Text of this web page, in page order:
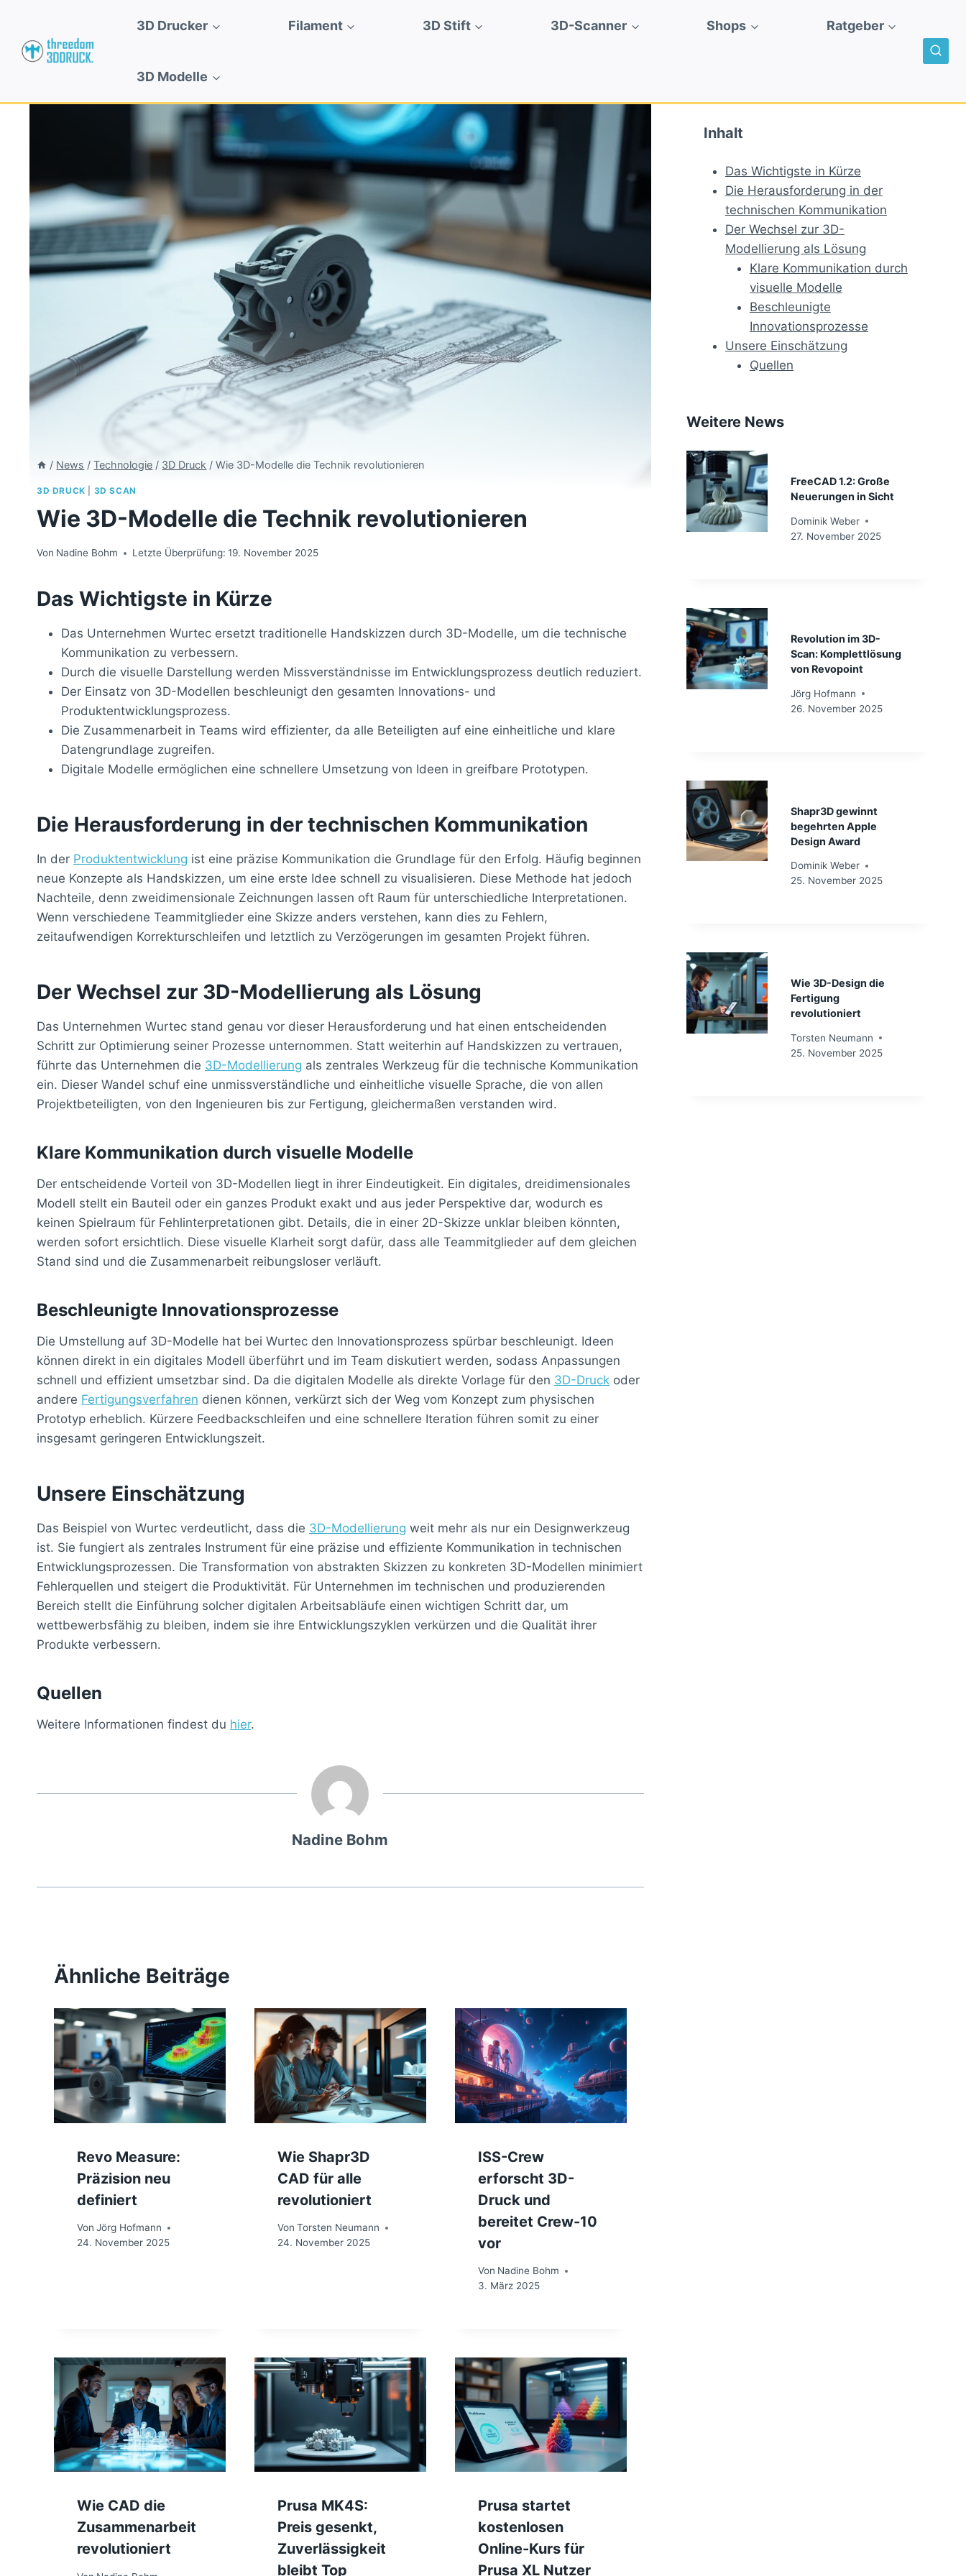
springen
3D Drucker Filament 3D Stift 3D-Scanner Shops Ratgeber
3D Modelle
/ News / Technologie / 3D Druck / Wie 3D-Modelle die Technik revolutionieren
3D DRUCK 3D SCAN
Wie 3D-Modelle die Technik revolutionieren
Von Nadine Bohm Letzte Überprüfung: 19. November 2025
Das Wichtigste in Kürze
Das Unternehmen Wurtec ersetzt traditionelle Handskizzen durch 3D-Modelle, um die technische
Kommunikation zu verbessern.
Durch die visuelle Darstellung werden Missverständnisse im Entwicklungsprozess deutlich reduziert.
Der Einsatz von 3D-Modellen beschleunigt den gesamten Innovations- und
Produktentwicklungsprozess.
Die Zusammenarbeit in Teams wird effizienter, da alle Beteiligten auf eine einheitliche und klare
Datengrundlage zugreifen.
Digitale Modelle ermöglichen eine schnellere Umsetzung von Ideen in greifbare Prototypen.
Die Herausforderung in der technischen Kommunikation
In der Produktentwicklung ist eine präzise Kommunikation die Grundlage für den Erfolg. Häufig beginnen
neue Konzepte als Handskizzen, um eine erste Idee schnell zu visualisieren. Diese Methode hat jedoch
Nachteile, denn zweidimensionale Zeichnungen lassen oft Raum für unterschiedliche Interpretationen.
Wenn verschiedene Teammitglieder eine Skizze anders verstehen, kann dies zu Fehlern,
zeitaufwendigen Korrekturschleifen und letztlich zu Verzögerungen im gesamten Projekt führen.
Der Wechsel zur 3D-Modellierung als Lösung
Das Unternehmen Wurtec stand genau vor dieser Herausforderung und hat einen entscheidenden
Schritt zur Optimierung seiner Prozesse unternommen. Statt weiterhin auf Handskizzen zu vertrauen,
führte das Unternehmen die 3D-Modellierung als zentrales Werkzeug für die technische Kommunikation
ein. Dieser Wandel schuf eine unmissverständliche und einheitliche visuelle Sprache, die von allen
Projektbeteiligten, von den Ingenieuren bis zur Fertigung, gleichermaßen verstanden wird.
Klare Kommunikation durch visuelle Modelle
Der entscheidende Vorteil von 3D-Modellen liegt in ihrer Eindeutigkeit. Ein digitales, dreidimensionales
Modell stellt ein Bauteil oder ein ganzes Produkt exakt und aus jeder Perspektive dar, wodurch es
keinen Spielraum für Fehlinterpretationen gibt. Details, die in einer 2D-Skizze unklar bleiben könnten,
werden sofort ersichtlich. Diese visuelle Klarheit sorgt dafür, dass alle Teammitglieder auf dem gleichen
Stand sind und die Zusammenarbeit reibungsloser verläuft.
Beschleunigte Innovationsprozesse
Die Umstellung auf 3D-Modelle hat bei Wurtec den Innovationsprozess spürbar beschleunigt. Ideen
können direkt in ein digitales Modell überführt und im Team diskutiert werden, sodass Anpassungen
schnell und effizient umsetzbar sind. Da die digitalen Modelle als direkte Vorlage für den 3D-Druck oder
andere Fertigungsverfahren dienen können, verkürzt sich der Weg vom Konzept zum physischen
Prototyp erheblich. Kürzere Feedbackschleifen und eine schnellere Iteration führen somit zu einer
insgesamt geringeren Entwicklungszeit.
Unsere Einschätzung
Das Beispiel von Wurtec verdeutlicht, dass die 3D-Modellierung weit mehr als nur ein Designwerkzeug
ist. Sie fungiert als zentrales Instrument für eine präzise und effiziente Kommunikation in technischen
Entwicklungsprozessen. Die Transformation von abstrakten Skizzen zu konkreten 3D-Modellen minimiert
Fehlerquellen und steigert die Produktivität. Für Unternehmen im technischen und produzierenden
Bereich stellt die Einführung solcher digitalen Arbeitsabläufe einen wichtigen Schritt dar, um
wettbewerbsfähig zu bleiben, indem sie ihre Entwicklungszyklen verkürzen und die Qualität ihrer
Produkte verbessern.
Quellen
Weitere Informationen findest du hier.
Nadine Bohm
Ähnliche Beiträge
Revo Measure:
Präzision neu
definiert
Von Jörg Hofmann
24. November 2025
Wie Shapr3D
CAD für alle
revolutioniert
Von Torsten Neumann
24. November 2025
ISS-Crew
erforscht 3D-
Druck und
bereitet Crew-10
vor
Von Nadine Bohm
3. März 2025
Wie CAD die
Zusammenarbeit
revolutioniert
Prusa MK4S:
Preis gesenkt,
Zuverlässigkeit
bleibt Top
Prusa startet
kostenlosen
Online-Kurs für
Prusa XL Nutzer
Inhalt
Das Wichtigste in Kürze
Die Herausforderung in der
technischen Kommunikation
Der Wechsel zur 3D-
Modellierung als Lösung
Klare Kommunikation durch
visuelle Modelle
Beschleunigte
Innovationsprozesse
Unsere Einschätzung
Quellen
Weitere News
FreeCAD 1.2: Große
Neuerungen in Sicht
Dominik Weber
27. November 2025
Revolution im 3D-
Scan: Komplettlösung
von Revopoint
Jörg Hofmann
26. November 2025
Shapr3D gewinnt
begehrten Apple
Design Award
Dominik Weber
25. November 2025
Wie 3D-Design die
Fertigung
revolutioniert
Torsten Neumann
25. November 2025